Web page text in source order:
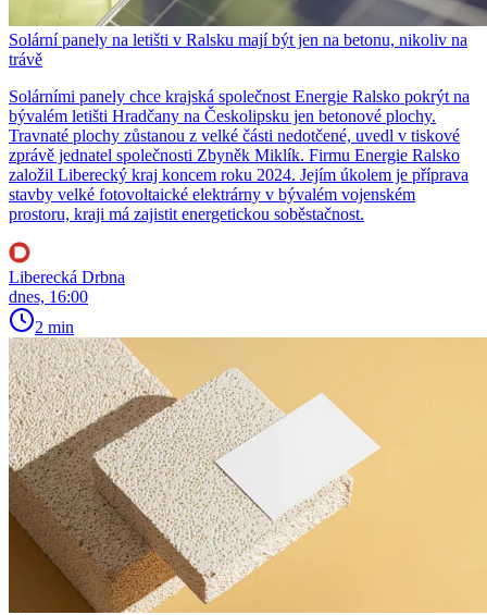
Solární panely na letišti v Ralsku mají být jen na betonu, nikoliv na
trávě
Solárními panely chce krajská společnost Energie Ralsko pokrýt na
bývalém letišti Hradčany na Českolipsku jen betonové plochy.
Travnaté plochy zůstanou z velké části nedotčené, uvedl v tiskové
zprávě jednatel společnosti Zbyněk Miklík. Firmu Energie Ralsko
založil Liberecký kraj koncem roku 2024. Jejím úkolem je příprava
stavby velké fotovoltaické elektrárny v bývalém vojenském
prostoru, kraji má zajistit energetickou soběstačnost.
Liberecká Drbna
dnes, 16:00
2 min